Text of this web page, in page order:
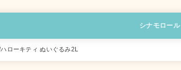
シナモロール
ハローキティ ぬいぐるみ2L